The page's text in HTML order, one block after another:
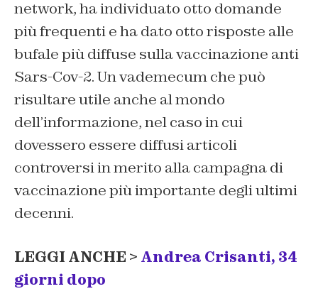
network, ha individuato otto domande
più frequenti e ha dato otto risposte alle
bufale più diffuse sulla vaccinazione anti
Sars-Cov-2. Un vademecum che può
risultare utile anche al mondo
dell’informazione, nel caso in cui
dovessero essere diffusi articoli
controversi in merito alla campagna di
vaccinazione più importante degli ultimi
decenni.
LEGGI ANCHE > Andrea Crisanti, 34
giorni dopo